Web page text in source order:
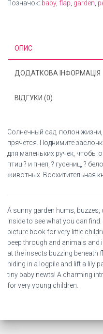
Позначок: baby, flap garden
ОПИС
ДОДАТКОВА ІНФОРМАЦІЯ
ВІДГУКИ (0)
Солнечный сад, полон
прячется. Поднимите
для маленьких ручек, чтобы
птиц ? и пчел, ? гусениц, ?
животных. Восхитительная
A sunny garden hums,
inside to see what you can
picture book for very little
peep through and animals and
at the insects buzzing beneath
hiding in a logpile and lift a lily
tiny baby newts! A charming
for very young children.